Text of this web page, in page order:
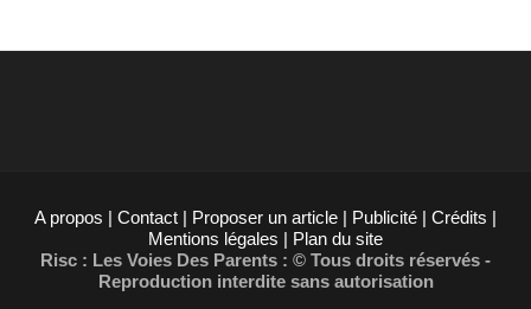
A propos | Contact | Proposer un article | Publicité | Crédits |
Mentions légales | Plan du site
Risc : Les Voies Des Parents : © Tous droits réservés -
Reproduction interdite sans autorisation